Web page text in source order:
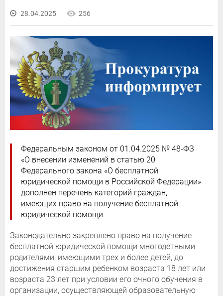
28.04.2025 256
Федеральным законом от 01.04.2025 № 48-ФЗ
«О внесении изменений в статью 20
Федерального закона «О бесплатной
юридической помощи в Российской Федерации»
дополнен перечень категорий граждан,
имеющих право на получение бесплатной
юридической помощи
Законодательно закреплено право на получение
бесплатной юридической помощи многодетными
родителями, имеющими трех и более детей, до
достижения старшим ребенком возраста 18 лет или
возраста 23 лет при условии его очного обучения в
организации, осуществляющей образовательную